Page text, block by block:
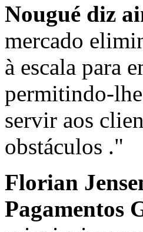
Nougué diz
mercado
à escala para
permitindo-
servir aos
obstáculos ."
Florian
Pagamentos